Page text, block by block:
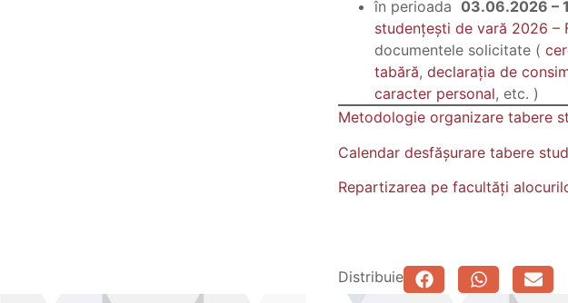
în perioada 03.06.2026 –
studențești de vară 2026 –
documentele solicitate (
tabără, declarația de
caracter personal, etc. )
Metodologie organizare tabere
Calendar desfășurare tabere
Repartizarea pe facultăți
Distribuie